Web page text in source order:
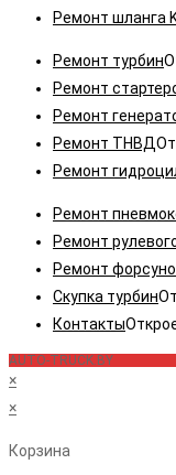
Ремонт шланга
Ремонт турбин
Ремонт
Ремонт
Ремонт ТНВД
Ремонт
Ремонт
Ремонт
Ремонт
Скупка турбин
Контакты
AUTO-TRUCK.BY
×
×
Корзина